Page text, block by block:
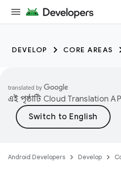
DEVELOP CORE AREAS
এই পৃষ্ঠাটি Cloud Translation
Android Developers Develop